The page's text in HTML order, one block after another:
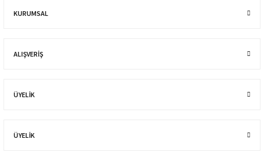
KURUMSAL
ALIŞVERIŞ
ÜYELİK
ÜYELİK